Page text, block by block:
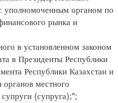
уполномоченным органом по
рынка и
в установленном законом
в Президенты Республики
Республики Казахстан и
местного
(супруга);";